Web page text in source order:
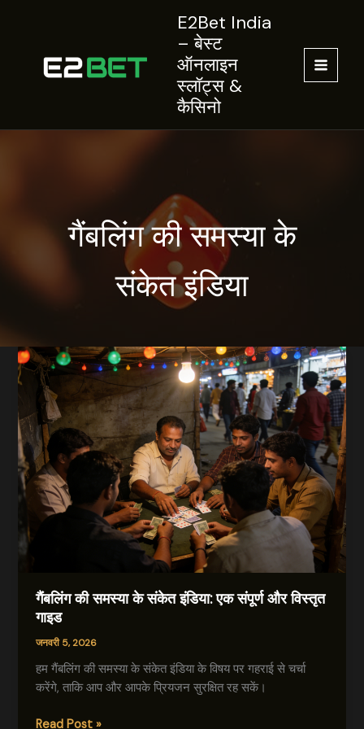
E2Bet India
– बेस्ट
ऑनलाइन
स्लॉट्स &
कैसिनो
MAIN
गैंबलिंग की समस्या के
संकेत इंडिया
गैंबलिंग की समस्या के संकेत इंडिया: एक संपूर्ण और विस्तृत
गाइड
जनवरी 5, 2026
हम गैंबलिंग की समस्या के संकेत इंडिया के विषय पर गहराई से चर्चा
करेंगे, ताकि आप और आपके प्रियजन सुरक्षित रह सकें।
गैंबलिंग
Read Post »